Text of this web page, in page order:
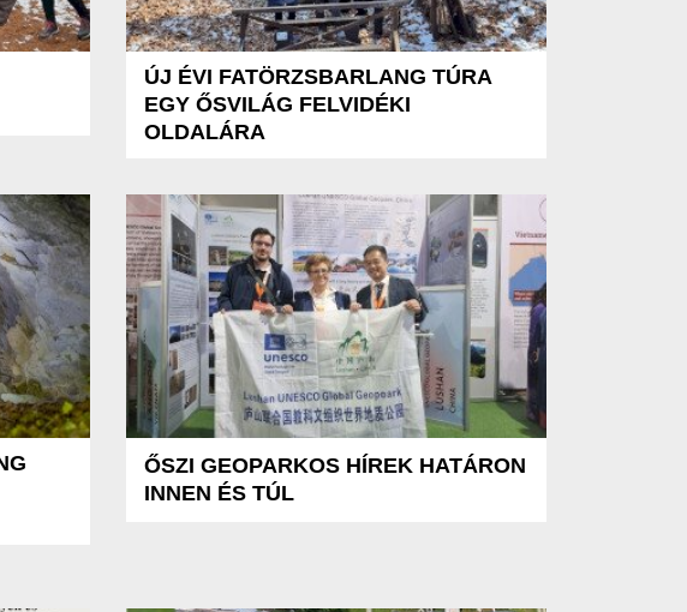
ÚJ ÉVI FATÖRZSBARLANG TÚRA
EGY ŐSVILÁG FELVIDÉKI
OLDALÁRA
ŐSZI GEOPARKOS HÍREK HATÁRON
INNEN ÉS TÚL